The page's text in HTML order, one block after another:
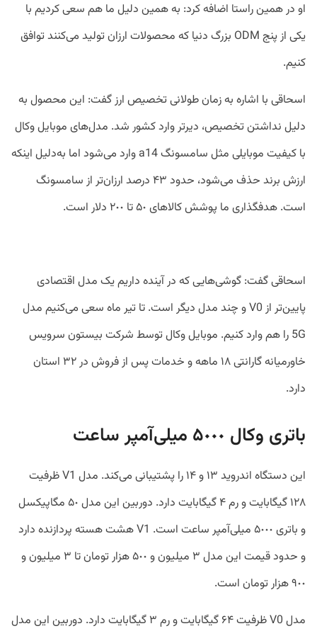
او در همین راستا اضافه کرد: به همین دلیل ما هم سعی کردیم با
یکی از پنج ODM بزرگ دنیا که محصولات ارزان تولید می‌کنند توافق
کنیم.
اسحاقی با اشاره به زمان طولانی تخصیص ارز گفت: این محصول به
دلیل نداشتن تخصیص، دیرتر وارد کشور شد. مدل‌های موبایل وکال
با کیفیت موبایلی مثل سامسونگ a14 وارد می‌شود اما به‌دلیل اینکه
ارزش برند حذف می‌شود، حدود ۴٣ درصد ارزان‌تر از سامسونگ
است. هدفگذاری ما پوشش کالاهای ۵٠ تا ٢٠٠ دلار است.
اسحاقی گفت: گوشی‌هایی که در آینده داریم یک مدل اقتصادی
پایین‌تر از V0 و چند مدل دیگر است. تا تیر ماه سعی می‌کنیم مدل
5G را هم وارد کنیم. موبایل وکال توسط شرکت بیستون سرویس
خاورمیانه گارانتی ١٨ ماهه و خدمات پس از فروش در ٣٢ استان
دارد.
باتری وکال ۵٠٠٠ میلی‌آمپر ساعت
این دستگاه اندروید ١٣ و ١۴ را پشتیبانی می‌کند. مدل V1 ظرفیت
١٢٨ گیگابایت و رم ۴ گیگابایت دارد. دوربین این مدل ۵٠ مگاپیکسل
و باتری ۵٠٠٠ میلی‌آمپر ساعت است. V1 هشت هسته پردازنده دارد
و حدود قیمت این مدل ٣ میلیون و ۵٠٠ هزار تومان تا ٣ میلیون و
٩٠٠ هزار تومان است.
مدل V0 ظرفیت ۶۴ گیگابایت و رم ٣ گیگابایت دارد. دوربین این مدل